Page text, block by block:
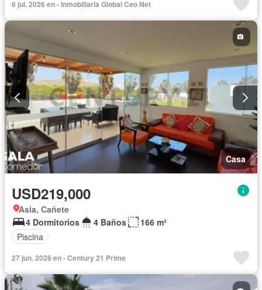
6 jul. 2026 en - Inmobiliaria Global Ceo Net
Casa
USD219,000
Asia, Cañete
4 Dormitorios
4 Baños
166 m²
Piscina
27 jun. 2026 en - Century 21 Prime